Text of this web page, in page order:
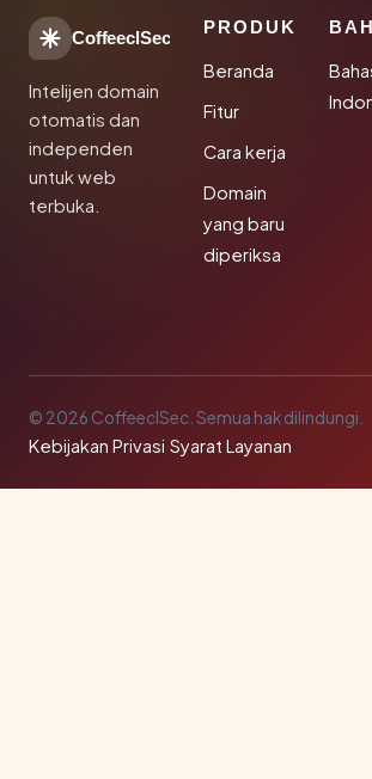
CoffeeclSec
Intelijen domain
otomatis dan
independen
untuk web
terbuka.
PRODUK
Beranda
Fitur
Cara kerja
Domain
yang baru
diperiksa
© 2026 CoffeeclSec. Semua hak dilindungi.
Kebijakan Privasi·Syarat Layanan